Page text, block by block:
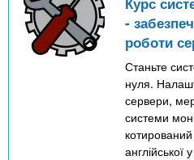
-
роботи
Станьте
нуля.
сервери,
системи
англійської